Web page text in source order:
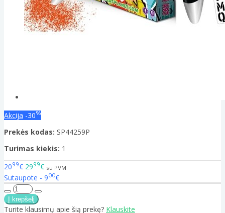
Akcija -30%
Prekės kodas: SP44259P
Turimas kiekis: 1
2099€ 2999€ su PVM
Sutaupote - 900€
Turite klausimų apie šią prekę? Klauskite